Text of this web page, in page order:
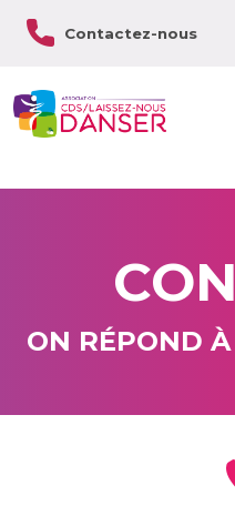
Contactez-nous
ON RÉPOND